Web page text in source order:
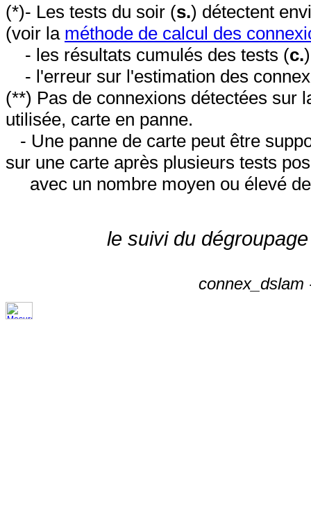
(*)- Les tests du soir (s.) détectent
(voir la méthode de calcul des
- les résultats cumulés des tests (c.
- l'erreur sur l'estimation des
(**) Pas de connexions détectées sur
utilisée, carte en panne.
- Une panne de carte peut être
sur une carte après plusieurs tests
avec un nombre moyen ou élevé
le suivi du
connex_dslam